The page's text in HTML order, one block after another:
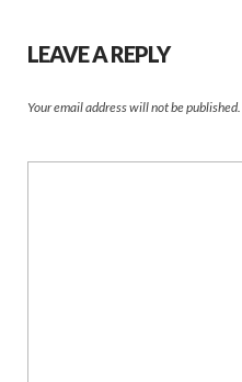
LEAVE A REPLY
Your email address will not be published.